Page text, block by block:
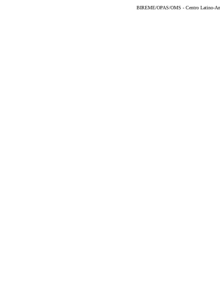
BIREME/OPAS/OMS - Centro Latino-